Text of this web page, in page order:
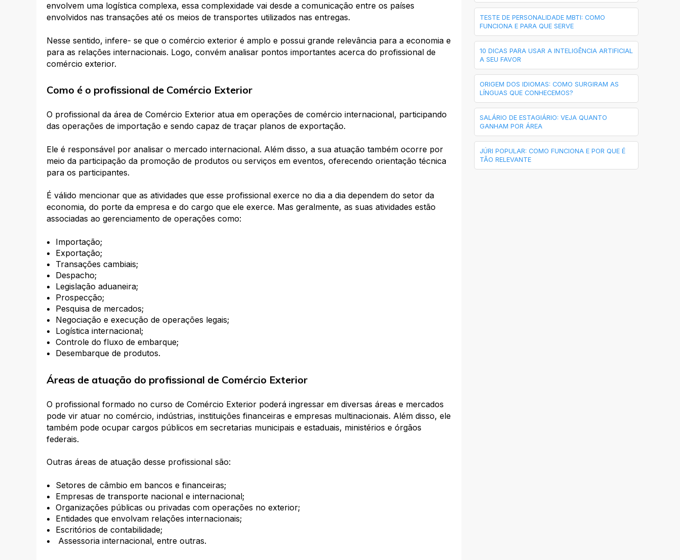
envolvem uma logística complexa, essa complexidade vai desde a comunicação entre os países
envolvidos nas transações até os meios de transportes utilizados nas entregas.
Nesse sentido, infere- se que o comércio exterior é amplo e possui grande relevância para a economia e
para as relações internacionais. Logo, convém analisar pontos importantes acerca do profissional de
comércio exterior.
Como é o profissional de Comércio Exterior
O profissional da área de Comércio Exterior atua em operações de comércio internacional, participando
das operações de importação e sendo capaz de traçar planos de exportação.
Ele é responsável por analisar o mercado internacional. Além disso, a sua atuação também ocorre por
meio da participação da promoção de produtos ou serviços em eventos, oferecendo orientação técnica
para os participantes.
É válido mencionar que as atividades que esse profissional exerce no dia a dia dependem do setor da
economia, do porte da empresa e do cargo que ele exerce. Mas geralmente, as suas atividades estão
associadas ao gerenciamento de operações como:
Importação;
Exportação;
Transações cambiais;
Despacho;
Legislação aduaneira;
Prospecção;
Pesquisa de mercados;
Negociação e execução de operações legais;
Logística internacional;
Controle do fluxo de embarque;
Desembarque de produtos.
Áreas de atuação do profissional de Comércio Exterior
O profissional formado no curso de Comércio Exterior poderá ingressar em diversas áreas e mercados
pode vir atuar no comércio, indústrias, instituições financeiras e empresas multinacionais. Além disso, ele
também pode ocupar cargos públicos em secretarias municipais e estaduais, ministérios e órgãos
federais.
Outras áreas de atuação desse profissional são:
Setores de câmbio em bancos e financeiras;
Empresas de transporte nacional e internacional;
Organizações públicas ou privadas com operações no exterior;
Entidades que envolvam relações internacionais;
Escritórios de contabilidade;
Assessoria internacional, entre outras.
TESTE DE PERSONALIDADE MBTI: COMO
FUNCIONA E PARA QUE SERVE
10 DICAS PARA USAR A INTELIGÊNCIA ARTIFICIAL
A SEU FAVOR
ORIGEM DOS IDIOMAS: COMO SURGIRAM AS
LÍNGUAS QUE CONHECEMOS?
SALÁRIO DE ESTAGIÁRIO: VEJA QUANTO
GANHAM POR ÁREA
JÚRI POPULAR: COMO FUNCIONA E POR QUE É
TÃO RELEVANTE